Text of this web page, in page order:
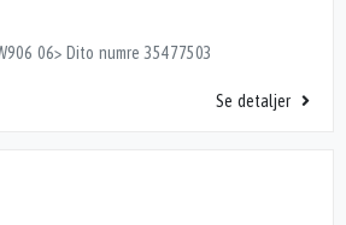
W906 06> Dito numre 35477503
Se detaljer